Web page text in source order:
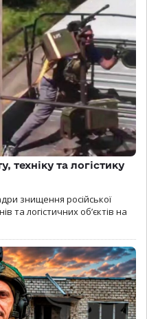
техніку та логістику
знищення російської
та логістичних об’єктів на